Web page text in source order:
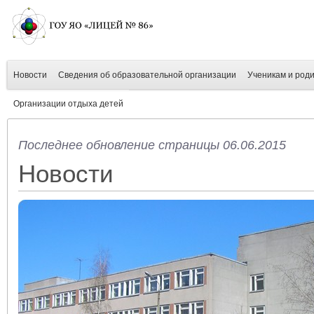
Новости Сведения об образовательной организации Ученикам и
Организации отдыха детей
Последнее обновление страницы 06.06.2015
Новости